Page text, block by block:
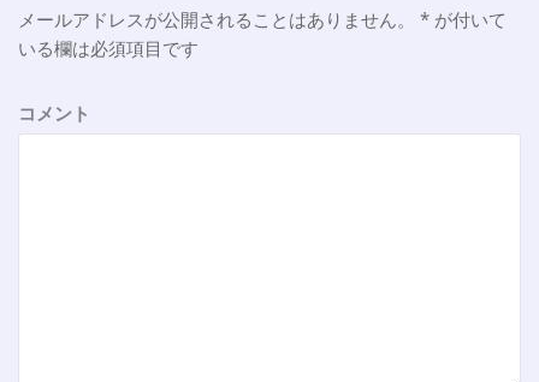
ン
メールアドレスが公開されることはありません。 * が付いて
いる欄は必須項目です
コメント